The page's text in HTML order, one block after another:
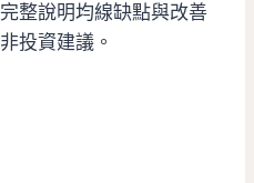
整說明均線缺點與改善
投資建議。